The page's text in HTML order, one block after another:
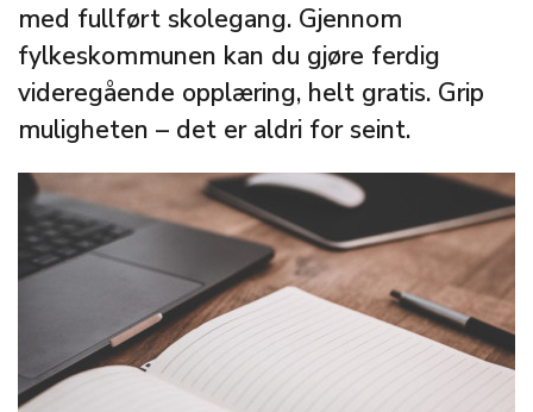
med fullført skolegang. Gjennom
fylkeskommunen kan du gjøre ferdig
videregående opplæring, helt gratis. Grip
muligheten – det er aldri for seint.